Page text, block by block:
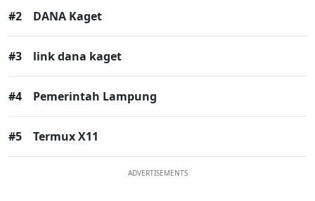
#2 DANA Kaget
#3 link dana kaget
#4 Pemerintah Lampung
#5 Termux X11
ADVERTISEMENTS